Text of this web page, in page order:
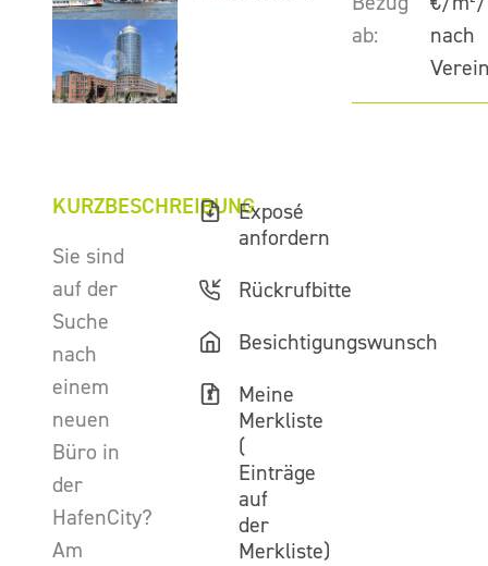
ab:
nach
KURZBESCHREIBUNG
Sie sind
auf der
Suche
nach
einem
neuen
Büro in
der
HafenCity?
Am
Exposé
anfordern
Rückrufbitte
Besichtigungswunsch
Meine
Merkliste
(
Einträge
auf
der
Merkliste)